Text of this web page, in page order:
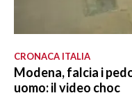
CRONACA ITALIA
Modena, falcia i
uomo: il video choc